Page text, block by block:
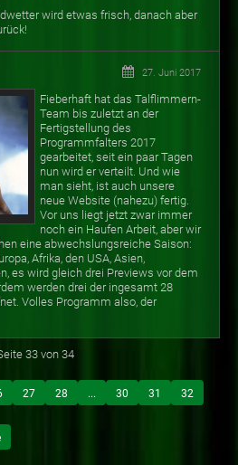
wird etwas frisch, danach aber
27. Juni 2017
Fieberhaft hat das Talflimmern-
Team bis zuletzt an der
Fertigstellung des
Programmfalters 2017
gearbeitet, seit ein paar Tagen
nun wird er verteilt. Und wie
man sieht, ist auch unsere
neue Website (nahezu) fertig.
Vor uns liegt jetzt zwar immer
noch ein Haufen Arbeit, aber wir
eine abwechslungsreiche Saison:
Afrika, den USA, Asien,
es wird gleich drei Previews vor dem
werden drei der ingesamt 28
Volles Programm also, der
33 von 34
27 28 ... 30 31 32